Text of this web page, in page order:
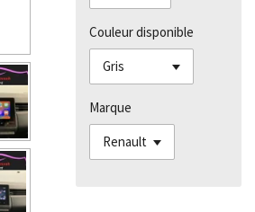
Couleur disponible
Marque